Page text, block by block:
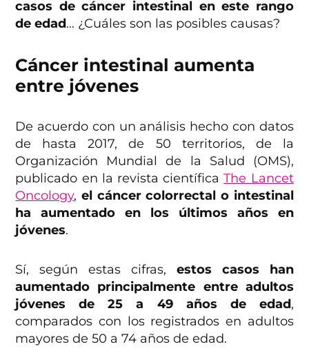
casos de cáncer intestinal en este rango
de edad… ¿Cuáles son las posibles causas?
Cáncer intestinal aumenta
entre jóvenes
De acuerdo con un análisis hecho con datos
de hasta 2017, de 50 territorios, de la
Organización Mundial de la Salud (OMS),
publicado en la revista científicaThe Lancet
Oncology,el cáncer colorrectal o intestinal
ha aumentado en los últimos años en
jóvenes.
Sí, según estas cifras, estos casos han
aumentado principalmente entre adultos
jóvenes de 25 a 49 años de edad,
comparados con los registrados en adultos
mayores de 50 a 74 años de edad.